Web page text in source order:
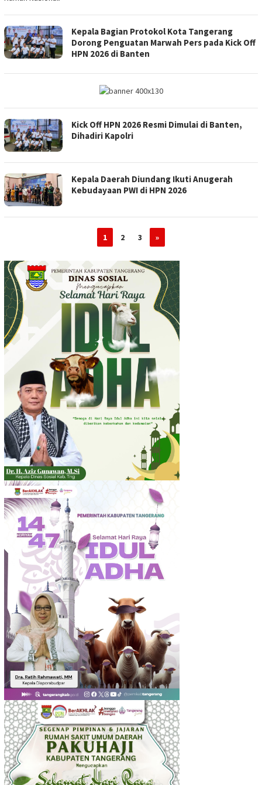
Kepala Bagian Protokol Kota Tangerang
Dorong Penguatan Marwah Pers pada Kick Off
HPN 2026 di Banten
Kick Off HPN 2026 Resmi Dimulai di Banten,
Dihadiri Kapolri
Kepala Daerah Diundang Ikuti Anugerah
Kebudayaan PWI di HPN 2026
1 2 3 »